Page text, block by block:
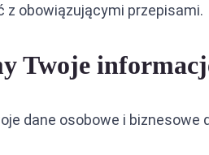
z obowiązującymi przepisami.
Twoje
dane osobowe i biznesowe